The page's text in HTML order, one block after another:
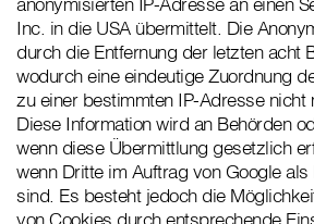
Inc. in die USA übermittelt. Die
durch die Entfernung der letzten acht
wodurch eine eindeutige Zuordnung
zu einer bestimmten IP-Adresse nicht
Diese Information wird an Behörden
wenn diese Übermittlung gesetzlich
wenn Dritte im Auftrag von Google
sind. Es besteht jedoch die